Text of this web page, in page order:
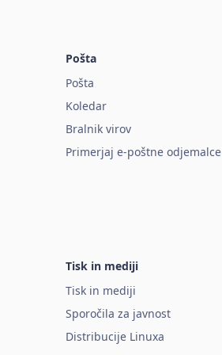
Pošta
Pošta
Koledar
Bralnik virov
Primerjaj e-poštne odjemalce
Tisk in mediji
Tisk in mediji
Sporočila za javnost
Distribucije Linuxa